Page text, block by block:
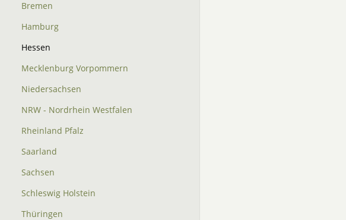
Bremen
Hamburg
Hessen
Mecklenburg Vorpommern
Niedersachsen
NRW - Nordrhein Westfalen
Rheinland Pfalz
Saarland
Sachsen
Schleswig Holstein
Thüringen